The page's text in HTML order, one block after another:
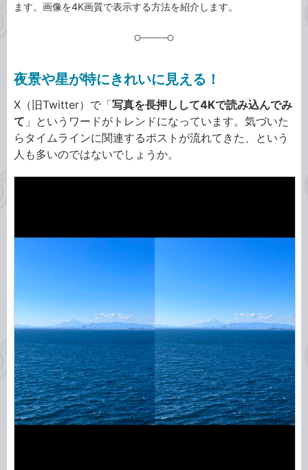
ます。画像を4K画質で表示する方法を紹介します。
夜景や星が特にきれいに見える！
X（旧Twitter）で「写真を長押しして4Kで読み込んでみ
て 」というワードがトレンドになっています。気づいた
らタイムラインに関連するポストが流れてきた、という
人も多いのではないでしょうか。